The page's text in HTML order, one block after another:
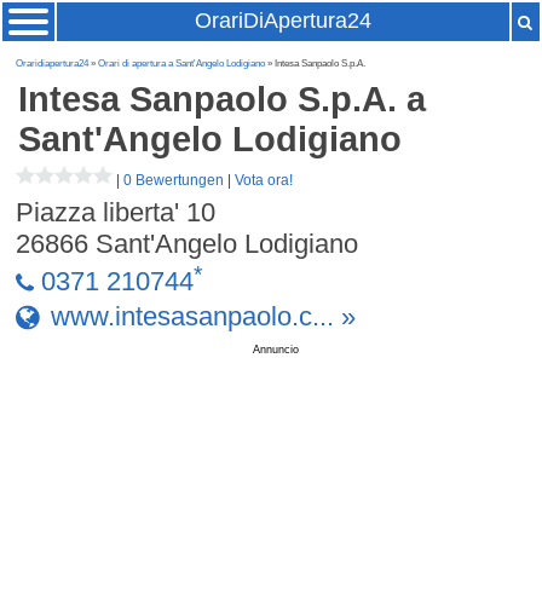
OrariDiApertura24
Oraridiapertura24»Orari di apertura a Sant'Angelo Lodigiano » Intesa Sanpaolo S.p.A.
Intesa Sanpaolo S.p.A. a
Sant'Angelo Lodigiano
|0 Bewertungen |Vota ora!
Piazza liberta' 10
26866 Sant'Angelo Lodigiano
0371 210744*
www.intesasanpaolo.c... »
Annuncio